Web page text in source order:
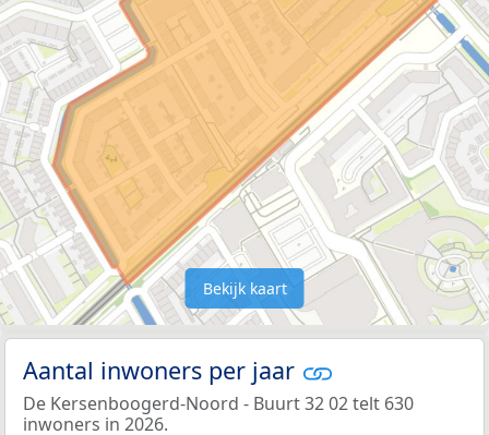
Bekijk kaart
Aantal inwoners per jaar
De Kersenboogerd-Noord - Buurt 32 02 telt 630
inwoners in 2026.